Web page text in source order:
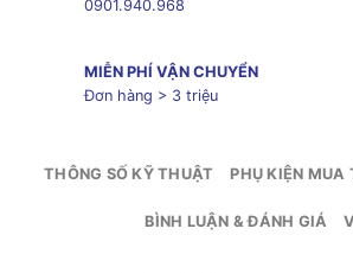
0901.940.968
MIỄN PHÍ VẬN CHUYỂN
Đơn hàng > 3 triệu
THÔNG SỐ KỸ THUẬT PHỤ KIỆN MUA
BÌNH LUẬN & ĐÁNH GIÁ